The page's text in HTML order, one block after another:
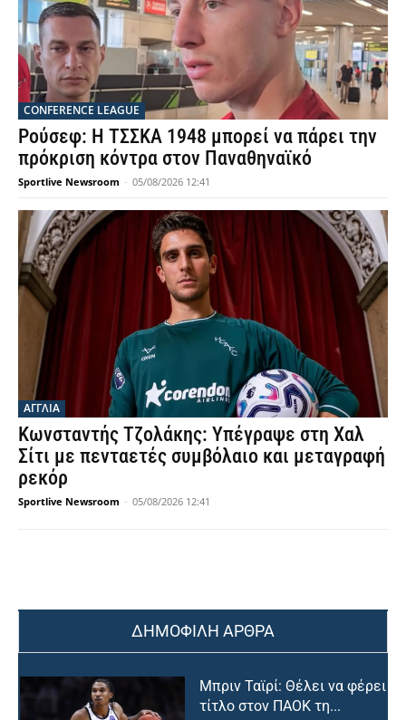
CONFERENCE LEAGUE
Ρούσεφ: Η ΤΣΣΚΑ 1948 μπορεί να πάρει την
πρόκριση κόντρα στον Παναθηναϊκό
Sportlive Newsroom - 05/08/2026 12:41
ΑΓΓΛΙΑ
Κωνσταντής Τζολάκης: Υπέγραψε στη Χαλ
Σίτι με πενταετές συμβόλαιο και μεταγραφή
ρεκόρ
Sportlive Newsroom - 05/08/2026 12:41
ΔΗΜΟΦΙΛΗ ΑΡΘΡΑ
Μπριν Ταϊρί: Θέλει να φέρει
τίτλο στον ΠΑΟΚ τη...